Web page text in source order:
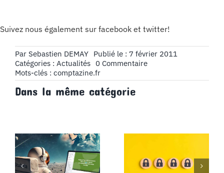
Suivez nous également sur facebook et twitter!
Par Sebastien DEMAY Publié le : 7 février 2011
Catégories : Actualités 0 Commentaireon
Comptazine.fr
Mots-clés : comptazine.fr
Dans la même catégorie
Cours BTS CG
: Votre
plateforme
d’apprentissage protéger ses